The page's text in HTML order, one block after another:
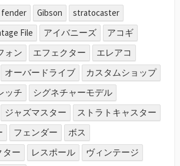
fender Gibson
stratocaster
File アイバニーズ
アコギ
ォン エフェクター
エレアコ
オーバードライブ
カスタムショップ
ッチ
シグネチャーモデル
ジャズマスター
ストラトキャスター
フェンダー
ボス
ター
レスポール
ヴィンテージ